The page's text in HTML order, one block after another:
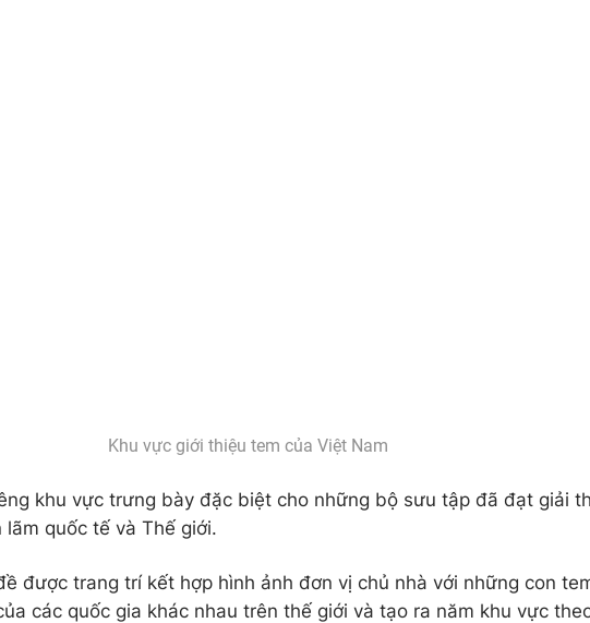
Khu vực giới thiệu tem của Việt Nam
khu vực trưng bày đặc biệt cho những bộ sưu tập đã đạt giải
lãm quốc tế và Thế giới.
được trang trí kết hợp hình ảnh đơn vị chủ nhà với những con
các quốc gia khác nhau trên thế giới và tạo ra năm khu vực